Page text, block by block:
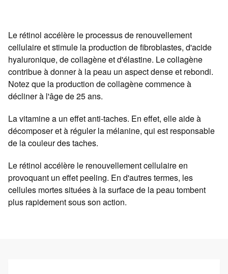
Le rétinol accélère le processus de renouvellement
cellulaire et stimule la production de fibroblastes, d'acide
hyaluronique, de collagène et d'élastine. Le collagène
contribue à donner à la peau un aspect dense et rebondi.
Notez que la production de collagène commence à
décliner à l'âge de 25 ans.
La vitamine a un effet anti-taches. En effet, elle aide à
décomposer et à réguler la mélanine, qui est responsable
de la couleur des taches.
Le rétinol accélère le renouvellement cellulaire en
provoquant un effet peeling. En d'autres termes, les
cellules mortes situées à la surface de la peau tombent
plus rapidement sous son action.